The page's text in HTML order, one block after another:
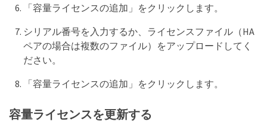
「容量ライセンスの追加」をクリックします。
シリアル番号を入力するか、ライセンスファイル（HA
ペアの場合は複数のファイル）をアップロードしてく
ださい。
「容量ライセンスの追加」をクリックします。
容量ライセンスを更新する